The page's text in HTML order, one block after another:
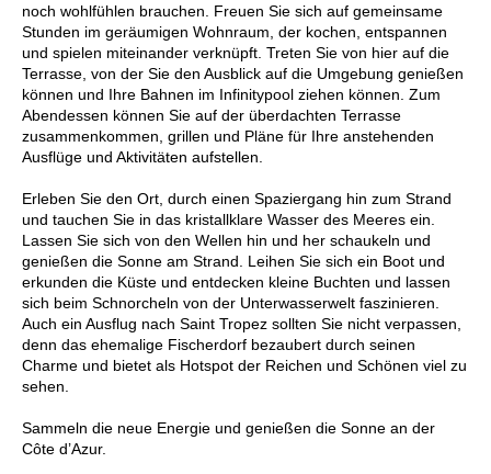
noch wohlfühlen brauchen. Freuen Sie sich auf gemeinsame
Stunden im geräumigen Wohnraum, der kochen, entspannen
und spielen miteinander verknüpft. Treten Sie von hier auf die
Terrasse, von der Sie den Ausblick auf die Umgebung genießen
können und Ihre Bahnen im Infinitypool ziehen können. Zum
Abendessen können Sie auf der überdachten Terrasse
zusammenkommen, grillen und Pläne für Ihre anstehenden
Ausflüge und Aktivitäten aufstellen.
Erleben Sie den Ort, durch einen Spaziergang hin zum Strand
und tauchen Sie in das kristallklare Wasser des Meeres ein.
Lassen Sie sich von den Wellen hin und her schaukeln und
genießen die Sonne am Strand. Leihen Sie sich ein Boot und
erkunden die Küste und entdecken kleine Buchten und lassen
sich beim Schnorcheln von der Unterwasserwelt faszinieren.
Auch ein Ausflug nach Saint Tropez sollten Sie nicht verpassen,
denn das ehemalige Fischerdorf bezaubert durch seinen
Charme und bietet als Hotspot der Reichen und Schönen viel zu
sehen.
Sammeln die neue Energie und genießen die Sonne an der
Côte d’Azur.